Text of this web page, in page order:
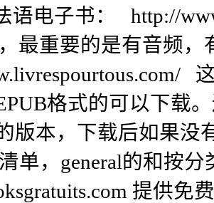
电子书： http://
最重要的是有音频
格式的可以下载
版本，下载后如果没
单，general的和按
提供